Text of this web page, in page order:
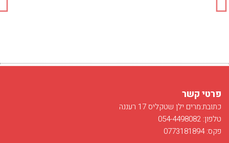
פרטי קשר
כתובת:מרים ילן שטקליס 17 רעננה
טלפון: 054-4498082
פקס: 0773181894